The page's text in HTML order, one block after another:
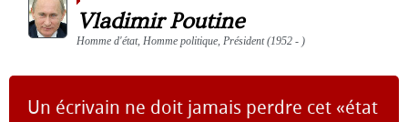
Vladimir Poutine
Homme d'état, Homme politique, Président (1952 - )
Un écrivain ne doit jamais perdre cet «état